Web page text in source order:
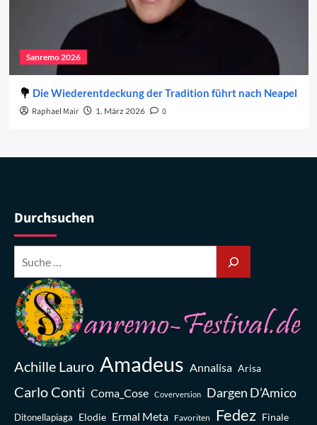
Sanremo 2026
Die Wiederentdeckung der Tradition führt nach Neapel
Raphael Mair 1. März 2026 0
Durchsuchen
Achille Lauro Amadeus Annalisa Arisa
Carlo Conti Coma_Cose Coverversion Dargen D’Amico
Ditonellapiaga Elodie Ermal Meta Favoriten Fedez Finale